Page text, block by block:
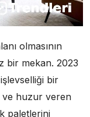
olmasının
bir mekan. 2023
bir
ve huzur veren
paletlerini